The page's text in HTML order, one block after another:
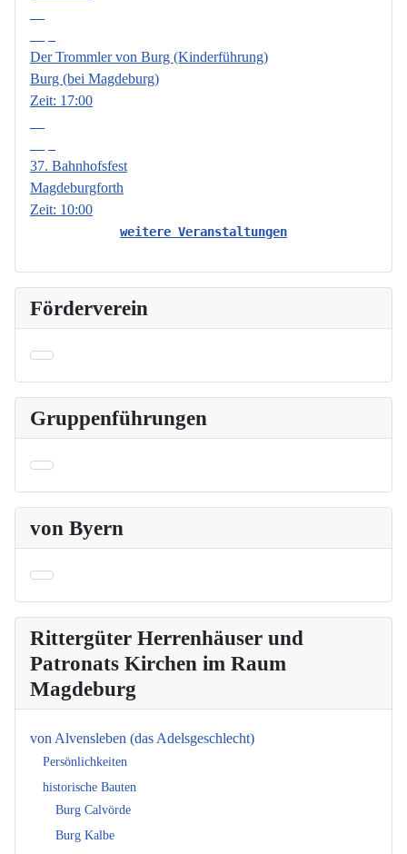
Der Trommler von Burg (Kinderführung)
Burg (bei Magdeburg)
Zeit: 17:00
37. Bahnhofsfest
Magdeburgforth
Zeit: 10:00
weitere Veranstaltungen
Förderverein
Gruppenführungen
von Byern
Rittergüter Herrenhäuser und
Patronats Kirchen im Raum
Magdeburg
von Alvensleben (das Adelsgeschlecht)
Persönlichkeiten
historische Bauten
Burg Calvörde
Burg Kalbe